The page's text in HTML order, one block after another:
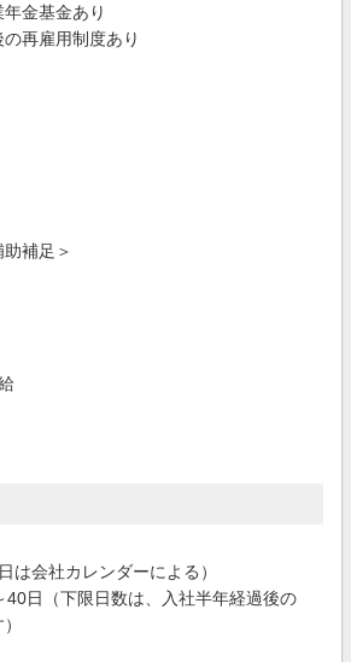
金基金あり
再雇用制度あり
補足＞
は会社カレンダーによる）
40日（下限日数は、入社半年経過後の